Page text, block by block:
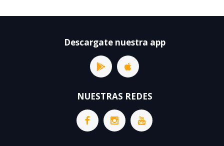
Descargate nuestra app
NUESTRAS REDES